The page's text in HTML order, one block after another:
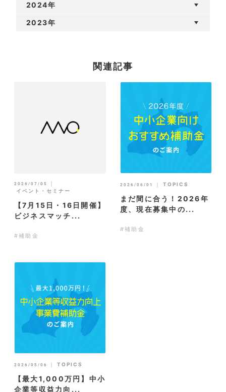
2024年
2023年
関連記事
2026/07/05
イベント・セミナー
【7月15日・16日開催】
ビジネスマッチ...
#補助金
2026/06/01 TOPICS
まだ間に合う！2026年
度、現在募集中の...
#補助金
2026/05/06 TOPICS
【最大1,000万円】中小
企業等収益力向...